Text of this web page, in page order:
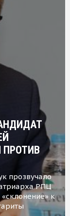
прозвучало
РПЦ
к